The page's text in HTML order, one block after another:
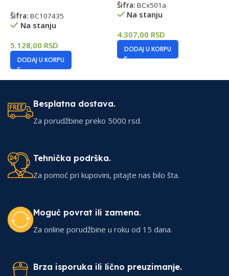
Šifra: BC107435
Na stanju
5.128,00 RSD
DODAJ U KORPU
Šifra: BCx501a
Na stanju
4.307,00 RSD
DODAJ U KORPU
Besplatna dostava.
Za porudžbine preko 5000 rsd.
Tehnička podrška.
Za pomoć pri kupovini, pitajte nas bilo šta.
Moguć povrat ili zamena.
Za online porudžbine u roku od 15 dana.
Brza isporuka ili lično preuzimanje.